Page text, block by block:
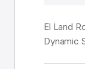
El Land
Dynamic